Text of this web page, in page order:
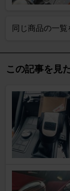
同じ商品の一覧
この記事を見